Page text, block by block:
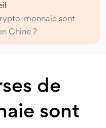
monnaie sont
Chine ?
de
sont